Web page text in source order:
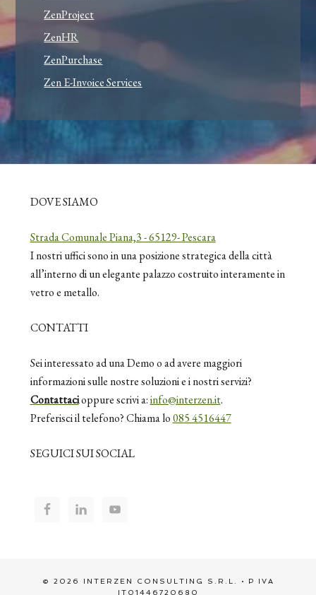
ZenProject
ZenHR
ZenPurchase
Zen E-Invoice Services
DOVE SIAMO
Strada Comunale Piana,3 - 65129- Pescara
I nostri uffici sono in una posizione strategica della città
all’interno di un elegante palazzo costruito interamente in
vetro e metallo.
CONTATTI
Sei interessato ad una Demo o ad avere maggiori
informazioni sulle nostre soluzioni e i nostri servizi?
Contattacioppure scrivi a:info@interzen.it.
Preferisci il telefono? Chiama lo085 4516447
SEGUICI SUI SOCIAL
© 2026 INTERZEN CONSULTING S.R.L. • P IVA
IT01446720680